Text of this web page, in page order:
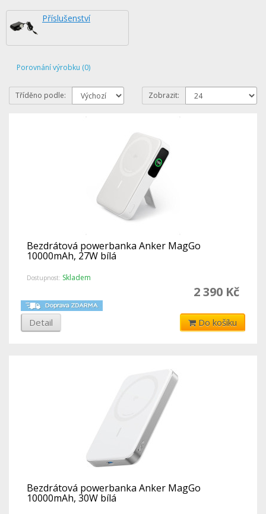
Příslušenství
Porovnání výrobku (0)
Tříděno podle: Zobrazit:
Bezdrátová powerbanka Anker MagGo
10000mAh, 27W bílá
Dostupnost: Skladem
2 390 Kč
Detail Do košíku
Bezdrátová powerbanka Anker MagGo
10000mAh, 30W bílá